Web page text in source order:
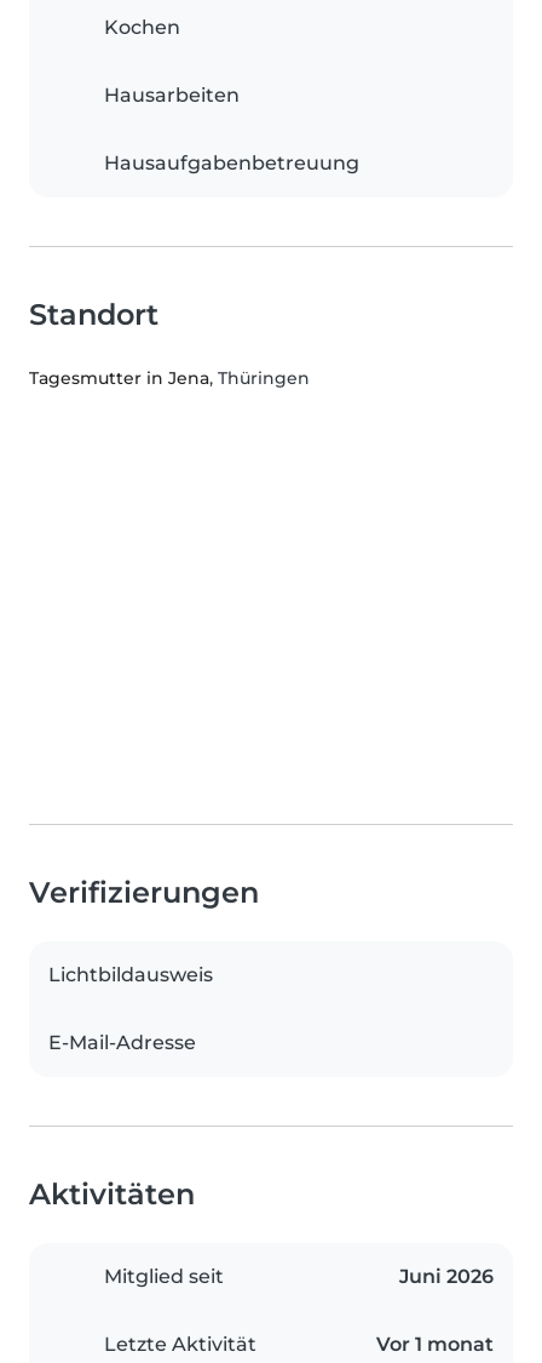
Kochen
Hausarbeiten
Hausaufgabenbetreuung
Standort
Tagesmutter in Jena, Thüringen
Verifizierungen
Lichtbildausweis
E-Mail-Adresse
Aktivitäten
Mitglied seit Juni 2026
Letzte Aktivität Vor 1 monat